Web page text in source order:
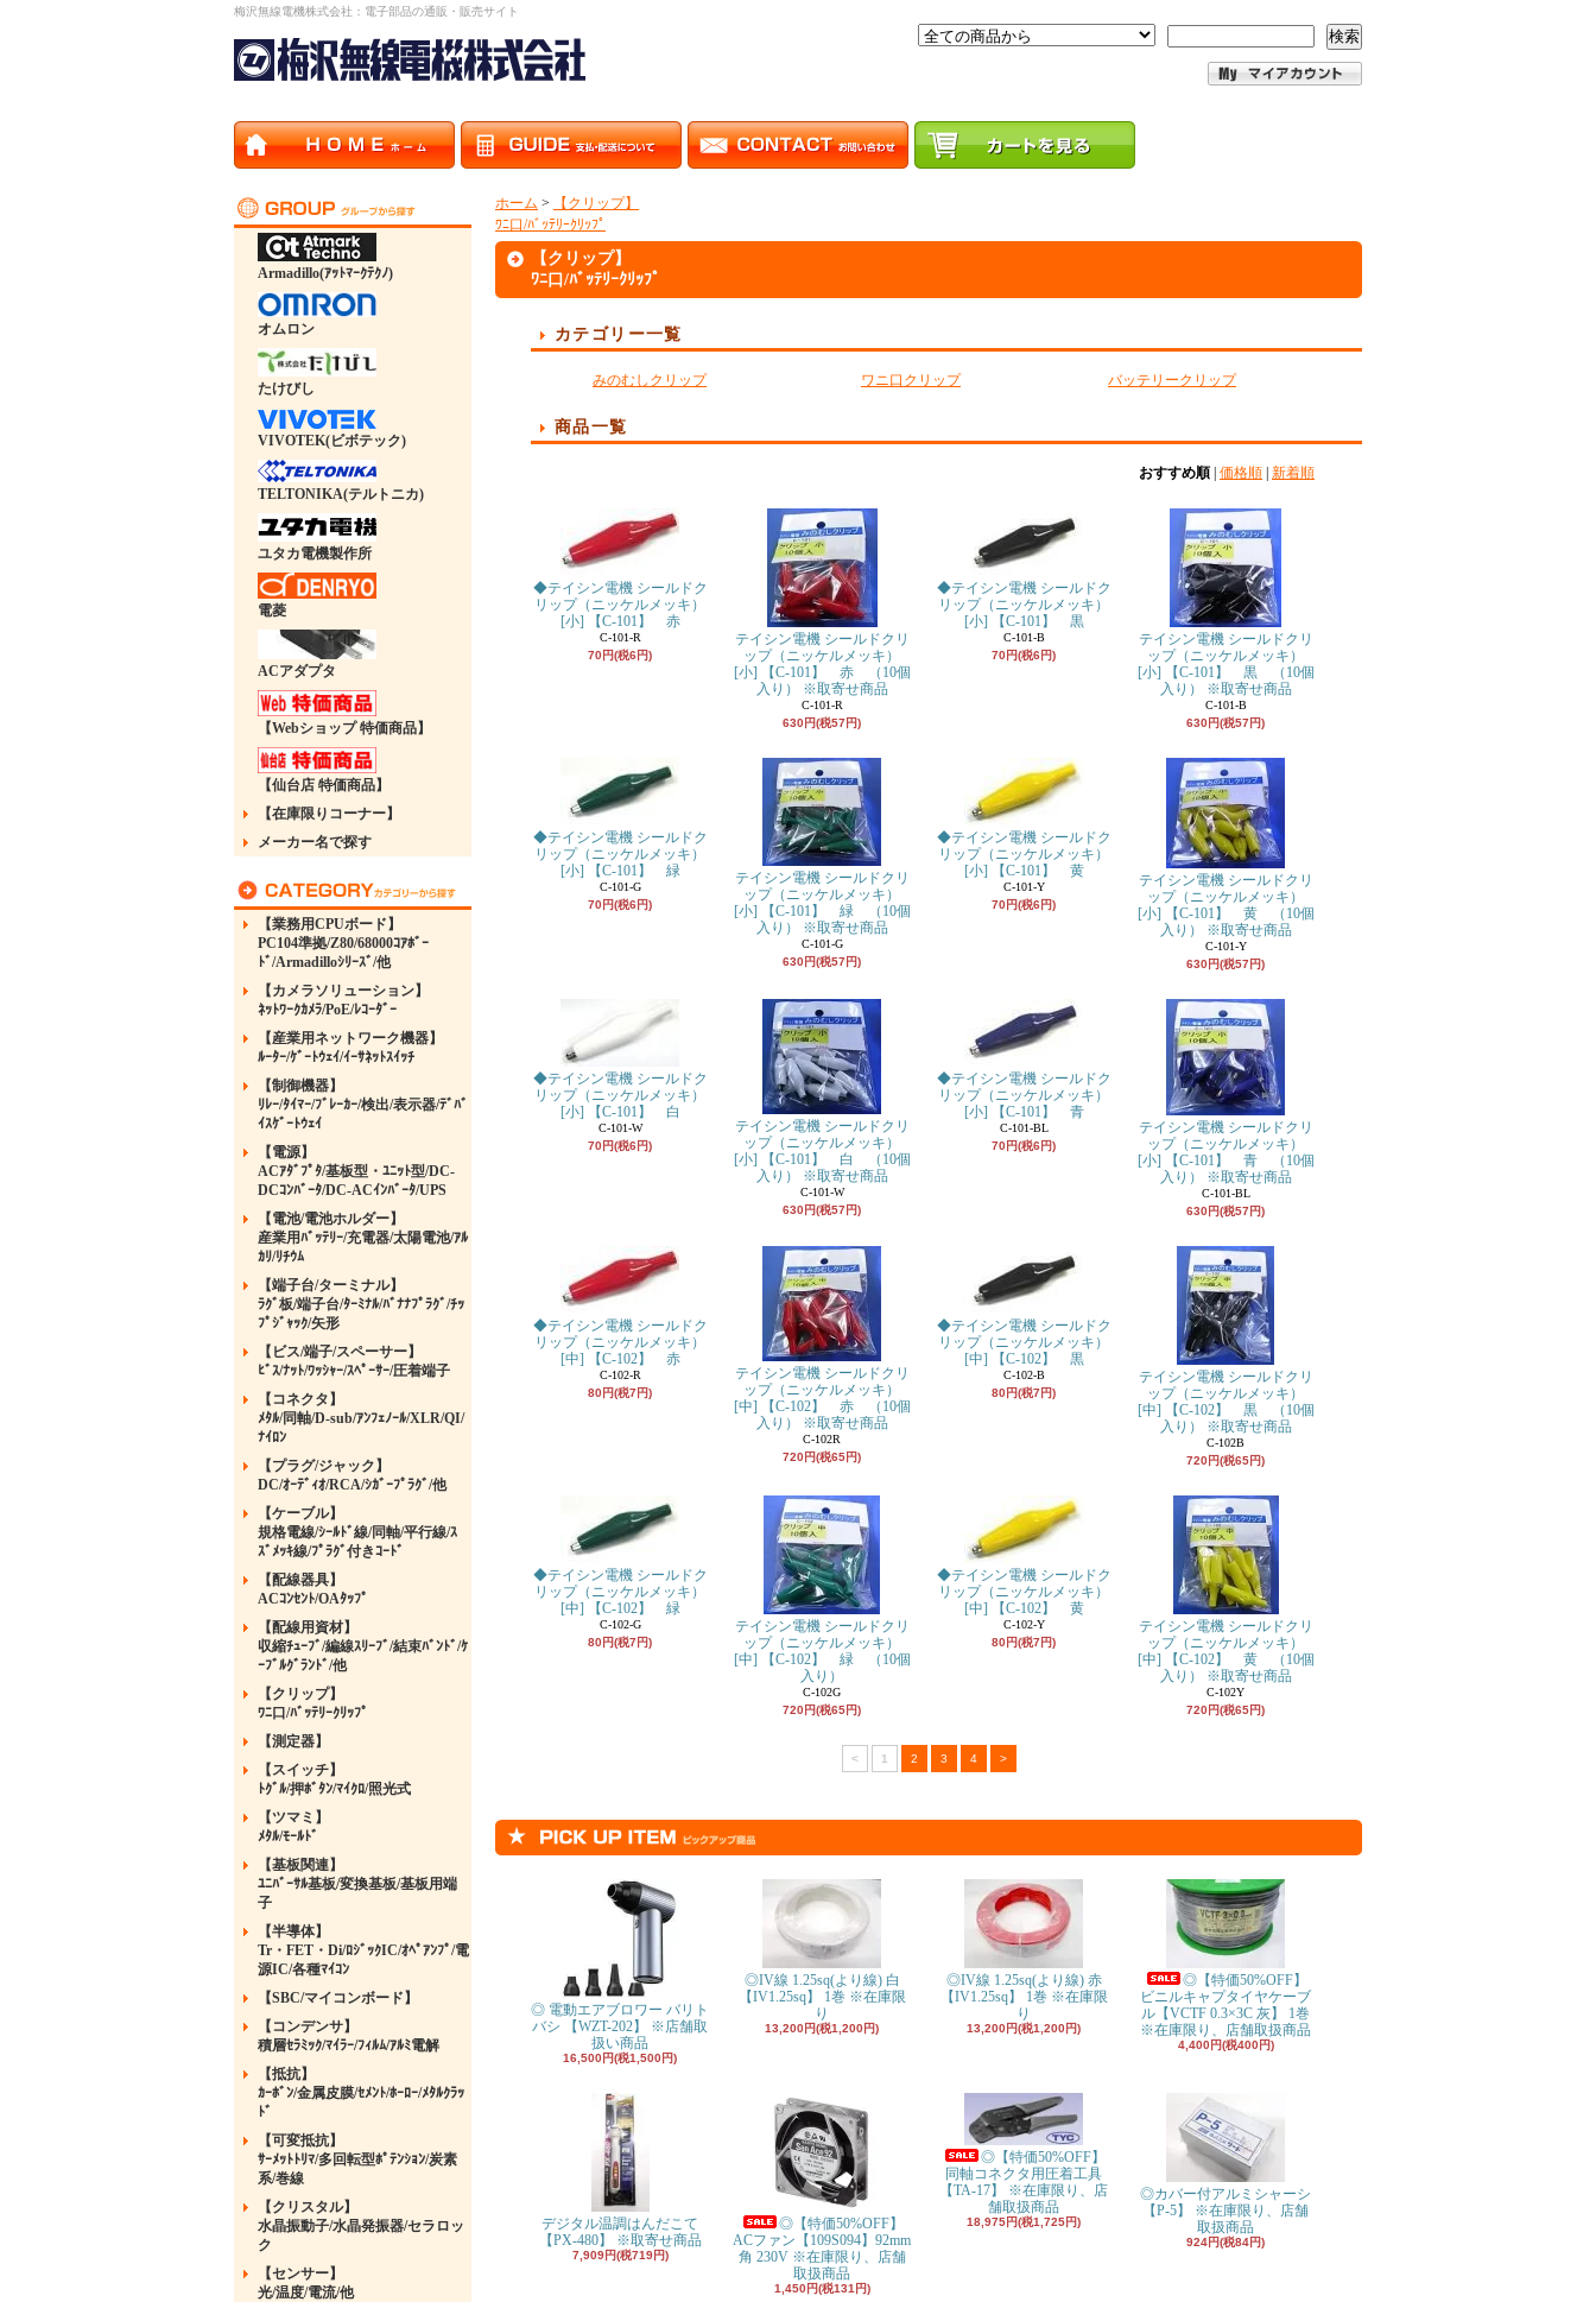
梅沢無線電機株式会社：電子部品の通販・販売サイト
検索
Armadillo(ｱｯﾄﾏｰｸﾃｸﾉ)
オムロン
たけびし
VIVOTEK(ビボテック)
TELTONIKA(テルトニカ)
ユタカ電機製作所
電菱
ACアダプタ
【Webショップ 特価商品】
【仙台店 特価商品】
【在庫限りコーナー】
メーカー名で探す
【業務用CPUボード】
PC104準拠/Z80/68000ｺｱﾎﾞｰ
ﾄﾞ/Armadilloｼﾘｰｽﾞ/他
【カメラソリューション】
ﾈｯﾄﾜｰｸｶﾒﾗ/PoE/ﾚｺｰﾀﾞｰ
【産業用ネットワーク機器】
ﾙｰﾀｰ/ｹﾞｰﾄｳｪｲ/ｲｰｻﾈｯﾄｽｲｯﾁ
【制御機器】
ﾘﾚｰ/ﾀｲﾏｰ/ﾌﾞﾚｰｶｰ/検出/表示器/ﾃﾞﾊﾞ
ｲｽｹﾞｰﾄｳｪｲ
【電源】
ACｱﾀﾞﾌﾟﾀ/基板型・ﾕﾆｯﾄ型/DC-
DCｺﾝﾊﾞｰﾀ/DC-ACｲﾝﾊﾞｰﾀ/UPS
【電池/電池ホルダー】
産業用ﾊﾞｯﾃﾘｰ/充電器/太陽電池/ｱﾙ
ｶﾘ/ﾘﾁｳﾑ
【端子台/ターミナル】
ﾗｸﾞ板/端子台/ﾀｰﾐﾅﾙ/ﾊﾞﾅﾅﾌﾟﾗｸﾞ/ﾁｯ
ﾌﾟｼﾞｬｯｸ/矢形
【ビス/端子/スペーサー】
ﾋﾞｽ/ﾅｯﾄ/ﾜｯｼｬｰ/ｽﾍﾟｰｻｰ/圧着端子
【コネクタ】
ﾒﾀﾙ/同軸/D-sub/ｱﾝﾌｪﾉｰﾙ/XLR/QI/
ﾅｲﾛﾝ
【プラグ/ジャック】
DC/ｵｰﾃﾞｨｵ/RCA/ｼｶﾞｰﾌﾟﾗｸﾞ/他
【ケーブル】
規格電線/ｼｰﾙﾄﾞ線/同軸/平行線/ｽ
ｽﾞﾒｯｷ線/ﾌﾟﾗｸﾞ付きｺｰﾄﾞ
【配線器具】
ACｺﾝｾﾝﾄ/OAﾀｯﾌﾟ
【配線用資材】
収縮ﾁｭｰﾌﾞ/編線ｽﾘｰﾌﾞ/結束ﾊﾞﾝﾄﾞ/ｹ
ｰﾌﾞﾙｸﾞﾗﾝﾄﾞ/他
【クリップ】
ﾜﾆ口/ﾊﾞｯﾃﾘｰｸﾘｯﾌﾟ
【測定器】
【スイッチ】
ﾄｸﾞﾙ/押ﾎﾞﾀﾝ/ﾏｲｸﾛ/照光式
【ツマミ】
ﾒﾀﾙ/ﾓｰﾙﾄﾞ
【基板関連】
ﾕﾆﾊﾞｰｻﾙ基板/変換基板/基板用端
子
【半導体】
Tr・FET・Di/ﾛｼﾞｯｸIC/ｵﾍﾟｱﾝﾌﾟ/電
源IC/各種ﾏｲｺﾝ
【SBC/マイコンボード】
【コンデンサ】
積層ｾﾗﾐｯｸ/ﾏｲﾗｰ/ﾌｨﾙﾑ/ｱﾙﾐ電解
【抵抗】
ｶｰﾎﾞﾝ/金属皮膜/ｾﾒﾝﾄ/ﾎｰﾛｰ/ﾒﾀﾙｸﾗｯ
ﾄﾞ
【可変抵抗】
ｻｰﾒｯﾄﾄﾘﾏ/多回転型ﾎﾟﾃﾝｼｮﾝ/炭素
系/巻線
【クリスタル】
水晶振動子/水晶発振器/セラロッ
ク
【センサー】
光/温度/電流/他
ホーム >
【クリップ】
ﾜﾆ口/ﾊﾞｯﾃﾘｰｸﾘｯﾌﾟ
【クリップ】
ﾜﾆ口/ﾊﾞｯﾃﾘｰｸﾘｯﾌﾟ
カテゴリー一覧
みのむしクリップ ワニ口クリップ バッテリークリップ
商品一覧
おすすめ順 価格順 新着順
◆テイシン電機 シールドク
リップ（ニッケルメッキ）
[小] 【C-101】 赤
C-101-R
70円(税6円)
テイシン電機 シールドクリ
ップ（ニッケルメッキ）
[小] 【C-101】 赤 （10個
入り） ※取寄せ商品
C-101-R
630円(税57円)
◆テイシン電機 シールドク
リップ（ニッケルメッキ）
[小] 【C-101】 黒
C-101-B
70円(税6円)
テイシン電機 シールドクリ
ップ（ニッケルメッキ）
[小] 【C-101】 黒 （10個
入り） ※取寄せ商品
C-101-B
630円(税57円)
◆テイシン電機 シールドク
リップ（ニッケルメッキ）
[小] 【C-101】 緑
C-101-G
70円(税6円)
テイシン電機 シールドクリ
ップ（ニッケルメッキ）
[小] 【C-101】 緑 （10個
入り） ※取寄せ商品
C-101-G
630円(税57円)
◆テイシン電機 シールドク
リップ（ニッケルメッキ）
[小] 【C-101】 黄
C-101-Y
70円(税6円)
テイシン電機 シールドクリ
ップ（ニッケルメッキ）
[小] 【C-101】 黄 （10個
入り） ※取寄せ商品
C-101-Y
630円(税57円)
◆テイシン電機 シールドク
リップ（ニッケルメッキ）
[小] 【C-101】 白
C-101-W
70円(税6円)
テイシン電機 シールドクリ
ップ（ニッケルメッキ）
[小] 【C-101】 白 （10個
入り） ※取寄せ商品
C-101-W
630円(税57円)
◆テイシン電機 シールドク
リップ（ニッケルメッキ）
[小] 【C-101】 青
C-101-BL
70円(税6円)
テイシン電機 シールドクリ
ップ（ニッケルメッキ）
[小] 【C-101】 青 （10個
入り） ※取寄せ商品
C-101-BL
630円(税57円)
◆テイシン電機 シールドク
リップ（ニッケルメッキ）
[中] 【C-102】 赤
C-102-R
80円(税7円)
テイシン電機 シールドクリ
ップ（ニッケルメッキ）
[中] 【C-102】 赤 （10個
入り） ※取寄せ商品
C-102R
720円(税65円)
◆テイシン電機 シールドク
リップ（ニッケルメッキ）
[中] 【C-102】 黒
C-102-B
80円(税7円)
テイシン電機 シールドクリ
ップ（ニッケルメッキ）
[中] 【C-102】 黒 （10個
入り） ※取寄せ商品
C-102B
720円(税65円)
◆テイシン電機 シールドク
リップ（ニッケルメッキ）
[中] 【C-102】 緑
C-102-G
80円(税7円)
テイシン電機 シールドクリ
ップ（ニッケルメッキ）
[中] 【C-102】 緑 （10個
入り）
C-102G
720円(税65円)
◆テイシン電機 シールドク
リップ（ニッケルメッキ）
[中] 【C-102】 黄
C-102-Y
80円(税7円)
テイシン電機 シールドクリ
ップ（ニッケルメッキ）
[中] 【C-102】 黄 （10個
入り） ※取寄せ商品
C-102Y
720円(税65円)
< 1 2 3 4 >
◎ 電動エアブロワー バリト
バシ 【WZT-202】 ※店舗取
扱い商品
16,500円(税1,500円)
◎IV線 1.25sq(より線) 白
【IV1.25sq】 1巻 ※在庫限
り
13,200円(税1,200円)
◎IV線 1.25sq(より線) 赤
【IV1.25sq】 1巻 ※在庫限
り
13,200円(税1,200円)
◎【特価50%OFF】
ビニルキャプタイヤケーブ
ル【VCTF 0.3×3C 灰】 1巻
※在庫限り、店舗取扱商品
4,400円(税400円)
デジタル温調はんだこて
【PX-480】 ※取寄せ商品
7,909円(税719円)
◎【特価50%OFF】
ACファン【109S094】92mm
角 230V ※在庫限り、店舗
取扱商品
1,450円(税131円)
◎【特価50%OFF】
同軸コネクタ用圧着工具
【TA-17】 ※在庫限り、店
舗取扱商品
18,975円(税1,725円)
◎カバー付アルミシャーシ
【P-5】 ※在庫限り、店舗
取扱商品
924円(税84円)